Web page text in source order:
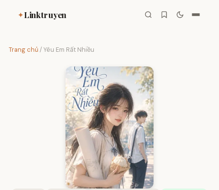
✦Linktruyen
Trang chủ /Yêu Em Rất Nhiều